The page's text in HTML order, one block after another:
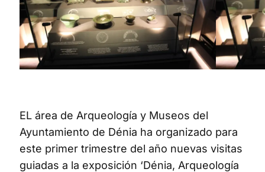
EL área de Arqueología y Museos del
Ayuntamiento de Dénia ha organizado para
este primer trimestre del año nuevas visitas
guiadas a la exposición ‘Dénia, Arqueología